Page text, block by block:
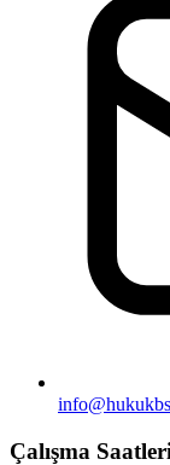
Çalışma Saatleri